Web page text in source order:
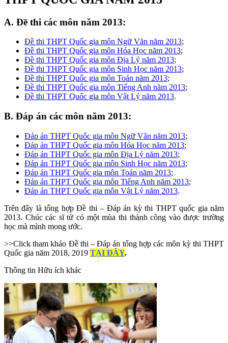
A. Đề thi các môn năm 2013:
Đề thi THPT Quốc gia môn Ngữ Văn năm 2013;
Đề thi THPT Quốc gia môn Hóa Học năm 2013;
Đề thi THPT Quốc gia môn Địa Lý năm 2013;
Đề thi THPT Quốc gia môn Sinh Học năm 2013;
Đề thi THPT Quốc gia môn Toán năm 2013;
Đề thi THPT Quốc gia môn Tiếng Anh năm 2013;
Đề thi THPT Quốc gia môn Vật Lý năm 2013.
B. Đáp án các môn năm 2013:
Đáp án THPT Quốc gia môn Ngữ Văn năm 2013;
Đáp án THPT Quốc gia môn Hóa Học năm 2013;
Đáp án THPT Quốc gia môn Địa Lý năm 2013;
Đáp án THPT Quốc gia môn Sinh Học năm 2013;
Đáp án THPT Quốc gia môn Toán năm 2013;
Đáp án THPT Quốc gia môn Tiếng Anh năm 2013;
Đáp án THPT Quốc gia môn Vật Lý năm 2013.
Trên đây là tổng hợp Đề thi – Đáp án kỳ thi THPT quốc gia năm
2013. Chúc các sĩ tử có một mùa thi thành công vào được trường
học mà mình mong ước.
>>Click tham khảo Đề thi – Đáp án tổng hợp các môn kỳ thi THPT
Quốc gia năm 2018, 2019 TẠI ĐÂY.
Thông tin Hữu ích khác